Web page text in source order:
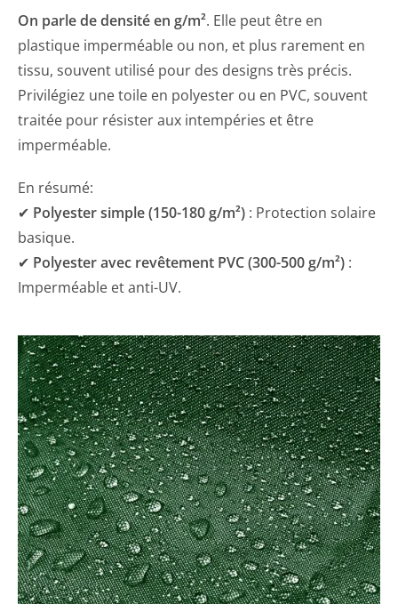
On parle de densité en g/m². Elle peut être en
plastique imperméable ou non, et plus rarement en
tissu, souvent utilisé pour des designs très précis.
Privilégiez une toile en polyester ou en PVC, souvent
traitée pour résister aux intempéries et être
imperméable.
En résumé:
✔ Polyester simple (150-180 g/m²) : Protection solaire
basique.
✔ Polyester avec revêtement PVC (300-500 g/m²) :
Imperméable et anti-UV.